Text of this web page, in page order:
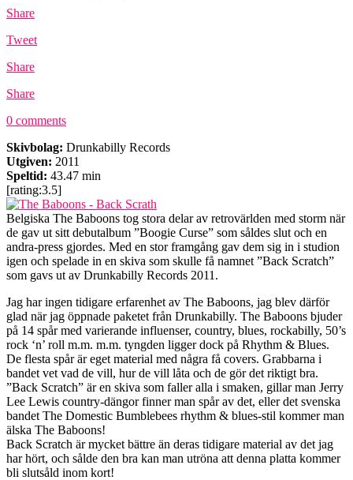
Share
Tweet
Share
Share
0 comments
Skivbolag: Drunkabilly Records
Utgiven: 2011
Speltid: 43.47 min
[rating:3.5]
Belgiska The Baboons tog stora delar av retrovärlden med storm när
de gav ut sitt debutalbum ”Boogie Curse” som såldes slut och en
andra-press gjordes. Med en stor framgång gav dem sig in i studion
igen och spelade in en skiva som skulle få namnet ”Back Scratch”
som gavs ut av Drunkabilly Records 2011.
Jag har ingen tidigare erfarenhet av The Baboons, jag blev därför
glad när jag öppnade paketet från Drunkabilly. The Baboons bjuder
på 14 spår med varierande influenser, country, blues, rockabilly, 50’s
rock ‘n’ roll m.m. m.m. tyngden ligger dock på Rhythm & Blues.
De flesta spår är eget material med några få covers. Grabbarna i
bandet vet vad de vill, hur de vill låta och de gör det riktigt bra.
”Back Scratch” är en skiva som faller alla i smaken, gillar man Jerry
Lee Lewis country-dängor finner man spår av det, eller det svenska
bandet The Domestic Bumblebees rhythm & blues-stil kommer man
älska The Baboons!
Back Scratch är mycket bättre än deras tidigare material av det jag
har hört, och sålde den bra kan man utröna att denna platta kommer
bli slutsåld inom kort!